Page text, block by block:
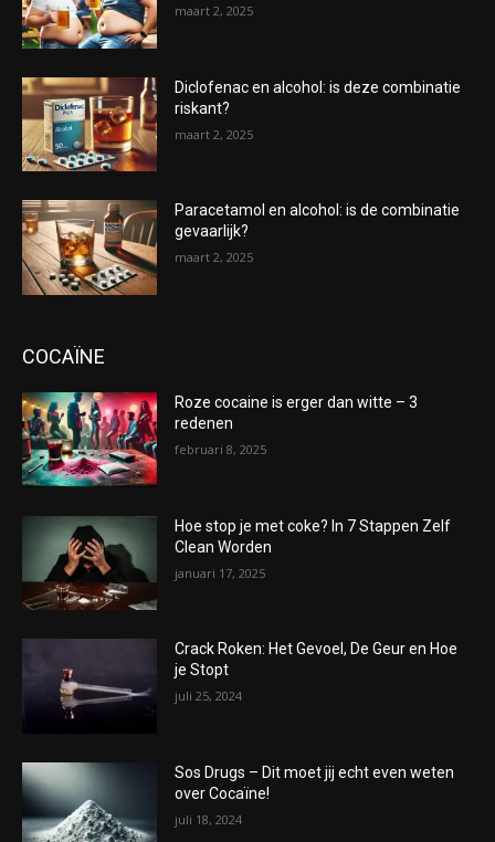
maart 2, 2025
Diclofenac en alcohol: is deze combinatie
riskant?
maart 2, 2025
Paracetamol en alcohol: is de combinatie
gevaarlijk?
maart 2, 2025
COCAÏNE
Roze cocaine is erger dan witte – 3
redenen
februari 8, 2025
Hoe stop je met coke? In 7 Stappen Zelf
Clean Worden
januari 17, 2025
Crack Roken: Het Gevoel, De Geur en Hoe
je Stopt
juli 25, 2024
Sos Drugs – Dit moet jij echt even weten
over Cocaïne!
juli 18, 2024